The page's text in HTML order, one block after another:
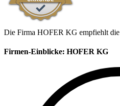
Die Firma HOFER KG empfiehlt die
Firmen-Einblicke: HOFER KG